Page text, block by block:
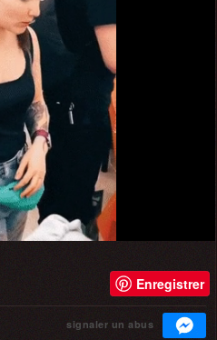
Enregistrer
signaler un abus